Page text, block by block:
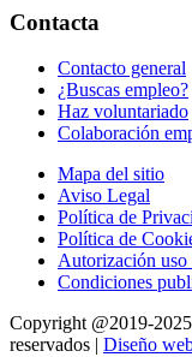
Contacta
Contacto general
¿Buscas empleo?
Haz voluntariado
Colaboración
Mapa del sitio
Aviso Legal
Política de
Política de
Autorización uso
Condiciones
Copyright @2019-
reservados | Diseño